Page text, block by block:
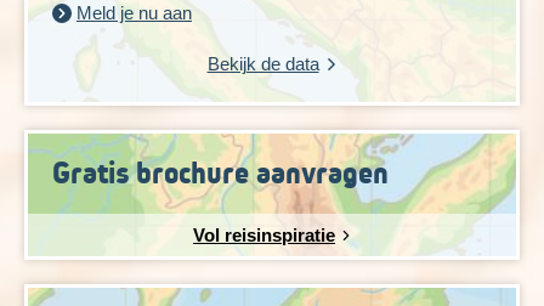
Meld je nu aan
Bekijk de data
Gratis brochure aanvragen
Vol reisinspiratie